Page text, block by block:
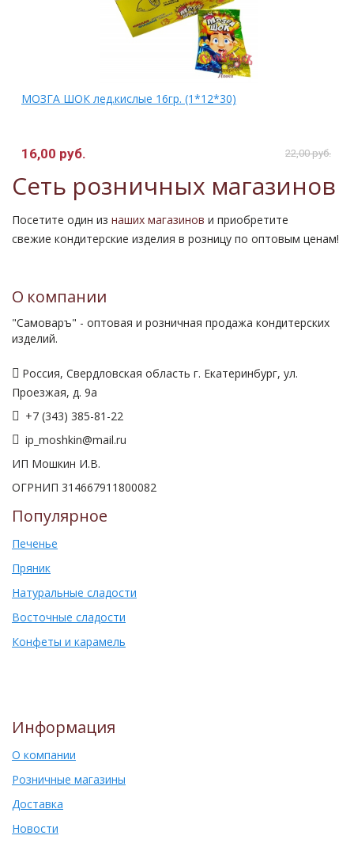
МОЗГА ШОК лед.кислые 16гр. (1*12*30)
16,00 руб. 22,00 руб.
Сеть розничных магазинов
Посетите один из наших магазинов и приобретите
свежие кондитерские изделия в розницу по оптовым ценам!
О компании
"Самоваръ" - оптовая и розничная продажа кондитерских
изделий.
Россия, Свердловская область г. Екатеринбург, ул.
Проезжая, д. 9а
+7 (343) 385-81-22
ip_moshkin@mail.ru
ИП Мошкин И.В.
ОГРНИП 314667911800082
Популярное
Печенье
Пряник
Натуральные сладости
Восточные сладости
Конфеты и карамель
Информация
О компании
Розничные магазины
Доставка
Новости